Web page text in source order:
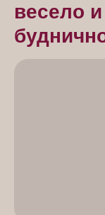
весело